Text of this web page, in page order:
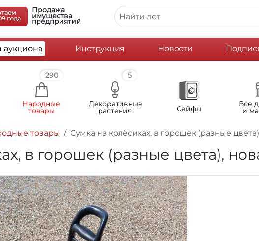
года
Продажа
имущества
предприятий
аукциона Инструкция Новости
290
Народные
товары
5
Декоративные
растения Сейфы
Все
и
товары Сумка на колёсиках, в горошек (разные
в горошек (разные цвета),